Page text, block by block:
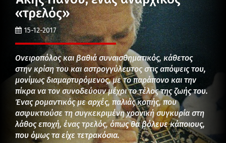
«τρελός»
15-12-2017
Ονειροπόλος και βαθιά συναισθηματικός, κάθετος
στην κρίση του και αστρογγύλευτος στις απόψεις του,
μονίμως διαμαρτυρόμενος, με το παράπονο και την
πίκρα να τον συνοδεύουν μέχρι το τέλος της ζωής του.
Ένας ρομαντικός με αρχές, παλιάς κοπής, που
ασφυκτιούσε τη συγκεκριμένη χρονική συγκυρία στη
λάθος εποχή, ένας τρελός, όπως θα βόλευε κάποιους,
που όμως τα είχε τετρακόσια.